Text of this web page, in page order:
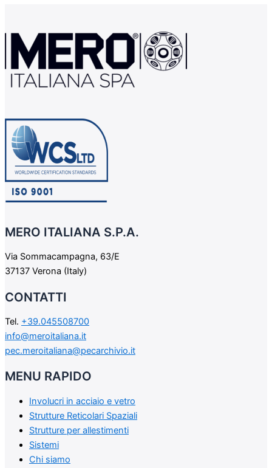
MERO ITALIANA S.P.A.
Via Sommacampagna, 63/E
37137 Verona (Italy)
CONTATTI
Tel. +39.045508700
info@meroitaliana.it
pec.meroitaliana@pecarchivio.it
MENU RAPIDO
Involucri in acciaio e vetro
Strutture Reticolari Spaziali
Strutture per allestimenti
Sistemi
Chi siamo